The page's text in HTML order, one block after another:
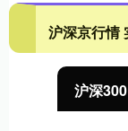
沪深京行情
沪深300